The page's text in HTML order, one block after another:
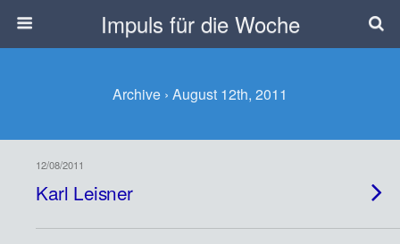
Impuls für die Woche
Archive › August 12th, 2011
12/08/2011
Karl Leisner